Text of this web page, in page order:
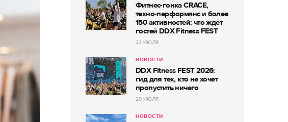
Фитнес-гонка CRACE,
техно-перформанс и более
150 активностей: что ждет
гостей DDX Fitness FEST
23 ИЮЛЯ
НОВОСТИ
DDX Fitness FEST 2026:
гид для тех, кто не хочет
пропустить ничего
20 ИЮЛЯ
НОВОСТИ